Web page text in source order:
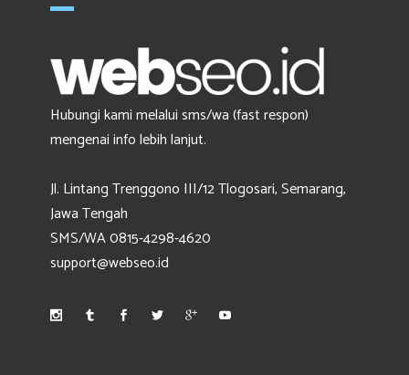
Hubungi kami melalui sms/wa (fast respon)
mengenai info lebih lanjut.
Jl. Lintang Trenggono III/12 Tlogosari, Semarang,
Jawa Tengah
SMS/WA 0815-4298-4620
support@webseo.id